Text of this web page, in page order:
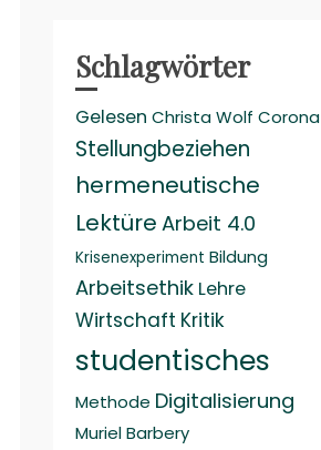
Schlagwörter
Gelesen Christa Wolf Corona
Stellungbeziehen
hermeneutische
Lektüre Arbeit 4.0
Krisenexperiment Bildung
Arbeitsethik Lehre
Wirtschaft Kritik
studentisches
Methode Digitalisierung
Muriel Barbery